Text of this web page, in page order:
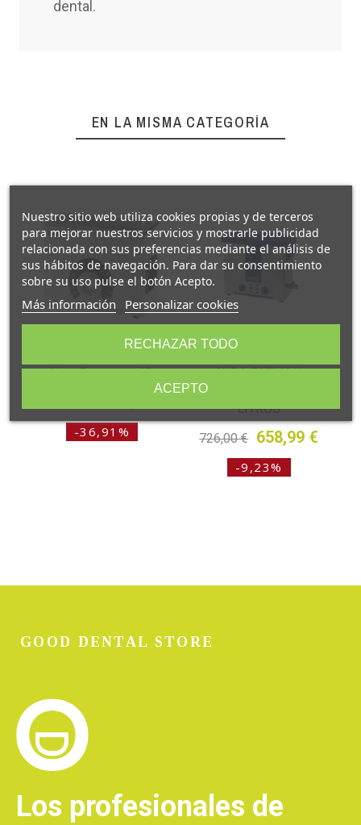
dental.
EN LA MISMA CATEGORÍA
New Eurosonic 4D
-36,91%
CUBA ESTMON.
LITROS
726,00 € 658,99 €
-9,23%
GOOD DENTAL STORE
Los profesionales de
Nuestro sitio web utiliza cookies propias y de terceros
para mejorar nuestros servicios y mostrarle publicidad
relacionada con sus preferencias mediante el análisis de
sus hábitos de navegación. Para dar su consentimiento
sobre su uso pulse el botón Acepto.
Más información Personalizar cookies
RECHAZAR TODO
ACEPTO